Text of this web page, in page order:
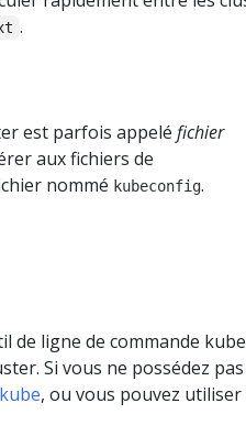
.
est parfois appelé fichier
aux fichiers de
nommé kubeconfig.
de ligne de commande
Si vous ne possédez pas
, ou vous pouvez